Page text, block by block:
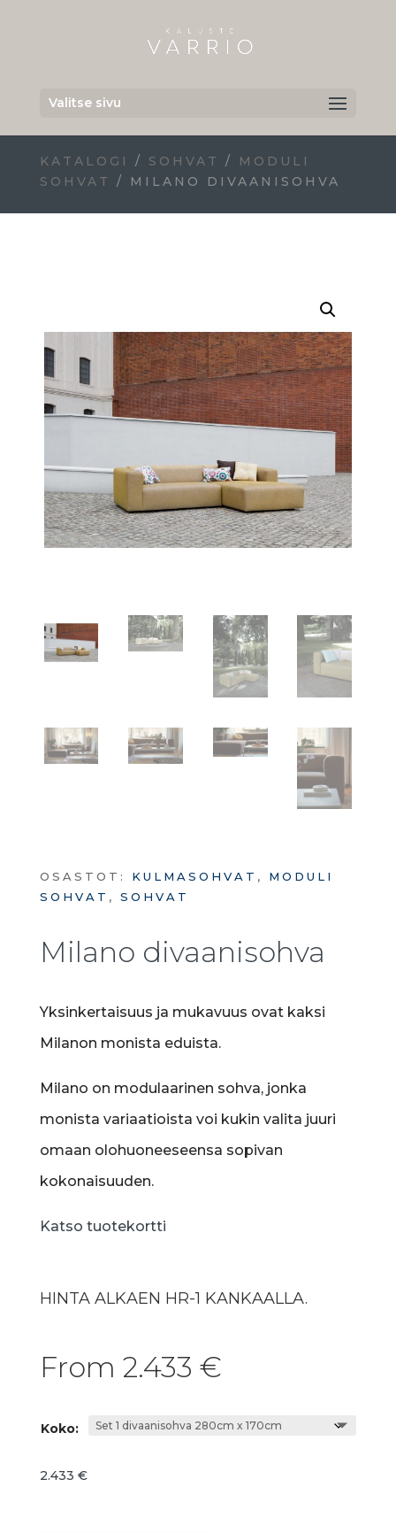
Valitse sivu
KATALOGI / SOHVAT /
MODULI
SOHVAT
/ MILANO DIVAANISOHVA
OSASTOT: KULMASOHVAT , MODULI
SOHVAT , SOHVAT
Milano divaanisohva
Yksinkertaisuus ja mukavuus ovat kaksi
Milanon monista eduista.
Milano on modulaarinen sohva, jonka
monista variaatioista voi kukin valita juuri
omaan olohuoneeseensa sopivan
kokonaisuuden.
Katso tuotekortti
HINTA ALKAEN HR-1 KANKAALLA.
From 2.433 €
Koko:
2.433 €